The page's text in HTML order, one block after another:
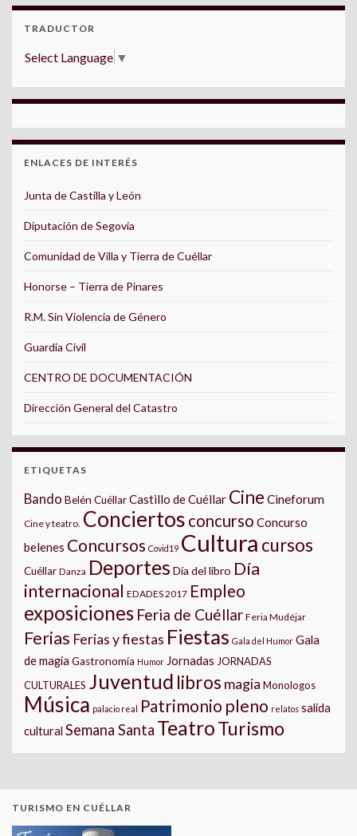
TRADUCTOR
Select Language ▼
ENLACES DE INTERÉS
Junta de Castilla y León
Diputación de Segovia
Comunidad de Villa y Tierra de Cuéllar
Honorse – Tierra de Pinares
R.M. Sin Violencia de Género
Guardia Civil
CENTRO DE DOCUMENTACIÓN
Dirección General del Catastro
ETIQUETAS
Bando Belén CuéllarCastillo de Cuéllar Cine Cineforum
Cine y teatro. Conciertos concurso Concurso
belenes Concursos Covid19 Cultura cursos
Cuéllar Danza Deportes Día del libro Día
internacional EDADES 2017 Empleo
exposiciones Feria de Cuéllar Feria Mudéjar
Ferias Ferias y fiestas Fiestas Gala del Humor Gala
de magia Gastronomía Humor Jornadas JORNADAS
CULTURALES Juventud libros magia Monologos
Música palacio real Patrimonio pleno relatos salida
cultural Semana Santa TeatroTurismo
TURISMO EN CUÉLLAR